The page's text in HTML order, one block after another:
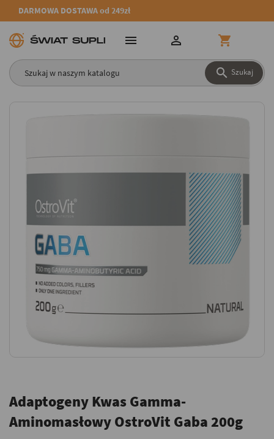
DARMOWA DOSTAWA od 249zł
 Szukaj
  
Adaptogeny Kwas Gamma-
Aminomasłowy OstroVit Gaba 200g